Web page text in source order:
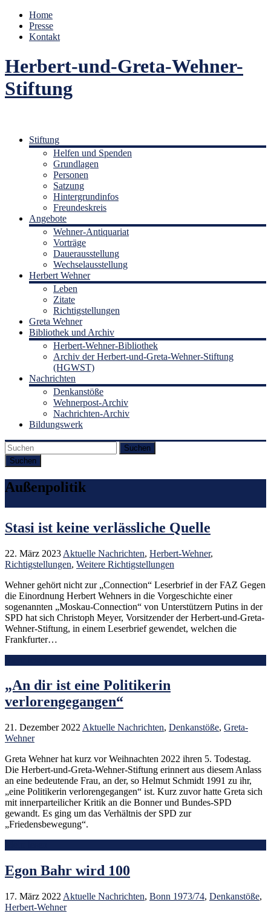
Home
Presse
Kontakt
Herbert-und-Greta-Wehner-
Stiftung
Stiftung
Helfen und Spenden
Grundlagen
Personen
Satzung
Hintergrundinfos
Freundeskreis
Angebote
Wehner-Antiquariat
Vorträge
Dauerausstellung
Wechselausstellung
Herbert Wehner
Leben
Zitate
Richtigstellungen
Greta Wehner
Bibliothek und Archiv
Herbert-Wehner-Bibliothek
Archiv der Herbert-und-Greta-Wehner-Stiftung
(HGWST)
Nachrichten
Denkanstöße
Wehnerpost-Archiv
Nachrichten-Archiv
Bildungswerk
Suchen
Außenpolitik
Stasi ist keine verlässliche Quelle
22. März 2023 Aktuelle Nachrichten, Herbert-Wehner,
Richtigstellungen, Weitere Richtigstellungen
Wehner gehört nicht zur „Connection“ Leserbrief in der FAZ Gegen
die Einordnung Herbert Wehners in die Vorgeschichte einer
sogenannten „Moskau-Connection“ von Unterstützern Putins in der
SPD hat sich Christoph Meyer, Vorsitzender der Herbert-und-Greta-
Wehner-Stiftung, in einem Leserbrief gewendet, welchen die
Frankfurter…
„An dir ist eine Politikerin
verlorengegangen“
21. Dezember 2022 Aktuelle Nachrichten, Denkanstöße, Greta-
Wehner
Greta Wehner hat kurz vor Weihnachten 2022 ihren 5. Todestag.
Die Herbert-und-Greta-Wehner-Stiftung erinnert aus diesem Anlass
an eine bedeutende Frau, an der, so Helmut Schmidt 1991 zu ihr,
„eine Politikerin verlorengegangen“ ist. Kurz zuvor hatte Greta sich
mit innerparteilicher Kritik an die Bonner und Bundes-SPD
gewandt. Es ging um das Verhältnis der SPD zur
„Friedensbewegung“.
Egon Bahr wird 100
17. März 2022 Aktuelle Nachrichten, Bonn 1973/74, Denkanstöße,
Herbert-Wehner